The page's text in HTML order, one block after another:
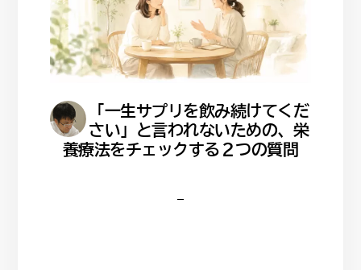
「一生サプリを飲み続けてくだ
さい」と言われないための、栄
養療法をチェックする２つの質問